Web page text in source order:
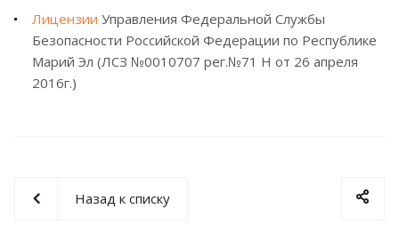
Лицензии Управления Федеральной Службы
Безопасности Российской Федерации по Республике
Марий Эл (ЛСЗ №0010707 рег.№71 Н от 26 апреля
2016г.)
Назад к списку